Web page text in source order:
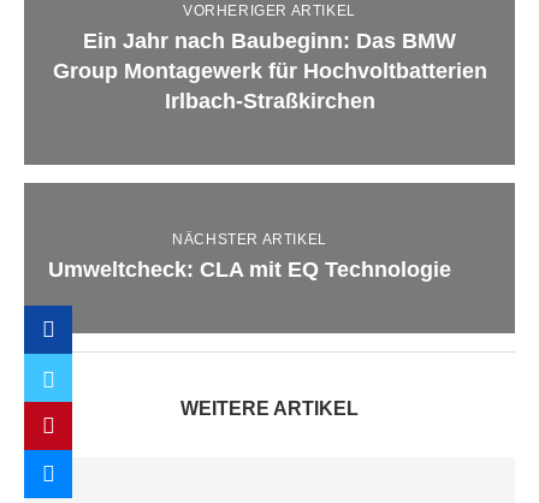
VORHERIGER ARTIKEL
Ein Jahr nach Baubeginn: Das BMW
Group Montagewerk für Hochvoltbatterien
Irlbach-Straßkirchen
NÄCHSTER ARTIKEL
Umweltcheck: CLA mit EQ Technologie
WEITERE ARTIKEL